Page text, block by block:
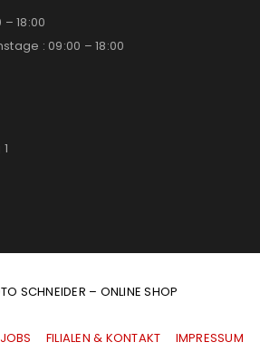
18:00
: 09:00 – 18:00
SCHNEIDER – ONLINE SHOP
JOBS FILIALEN & KONTAKT IMPRESSUM